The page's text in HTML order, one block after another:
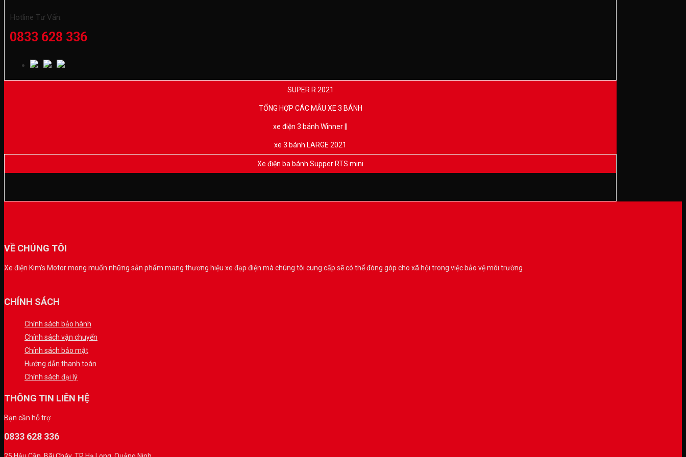
Hotline Tư Vấn:
0833 628 336
SUPER R 2021
TỔNG HỢP CÁC MẪU XE 3 BÁNH
xe điện 3 bánh Winner ||
xe 3 bánh LARGE 2021
Xe điện ba bánh Supper RTS mini
VỀ CHÚNG TÔI
Xe điện Kim’s Motor mong muốn những sản phẩm mang thương hiệu xe đạp điện mà chúng tôi cung cấp sẽ có thể đóng góp cho xã hội trong việc bảo vệ môi trường
CHÍNH SÁCH
Chính sách bảo hành
Chính sách vận chuyển
Chính sách bảo mật
Hướng dẫn thanh toán
Chính sách đại lý
THÔNG TIN LIÊN HỆ
Bạn cần hỗ trợ
0833 628 336